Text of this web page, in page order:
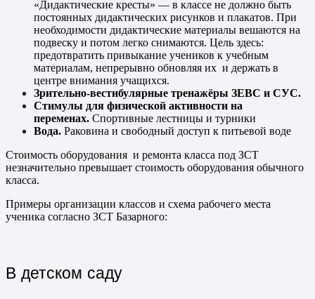
«Дидактические кресты» — в классе не должно быть
постоянных дидактических рисунков и плакатов. При
необходимости дидактические материалы вешаются на
подвеску и потом легко снимаются. Цель здесь:
предотвратить привыкание учеников к учебным
материалам, непрерывно обновляя их и держать в
центре внимания учащихся.
Зрительно-вестибулярные тренажёры ЗЕВС и СУС.
Стимулы для физической активности на
переменах. Спортивные лестницы и турники
Вода. Раковина и свободный доступ к питьевой воде
Стоимость оборудования и ремонта класса под ЗСТ
незначительно превышает стоимость оборудования обычного
класса.
Примеры организации классов и схема рабочего места
ученика согласно ЗСТ Базарного:
В детском саду